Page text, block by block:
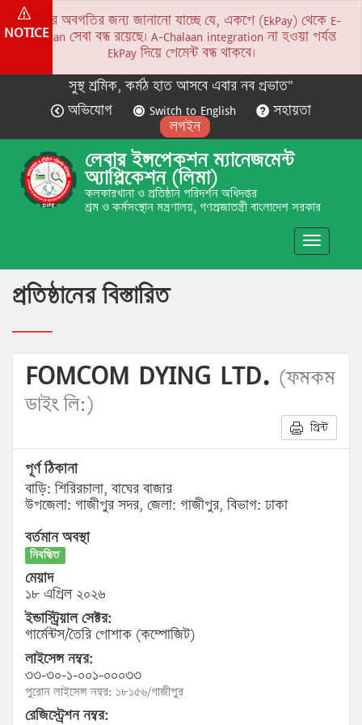
NOTICE
সকলের অবগতির জন্য জানানো যাচ্ছে যে, একপে (EkPay) থেকে E-
Chalaan সেবা বন্ধ রয়েছে। A-Chalaan integration না হওয়া পর্যন্ত
EkPay দিয়ে পেমেন্ট বন্ধ থাকবে।
সুস্থ শ্রমিক, কর্মঠ হাত আসবে এবার নব প্রভাত”
অভিযোগ
Switch to English
সহায়তা
লগইন
লেবার ইন্সপেকশন ম্যানেজমেন্ট
অ্যাপ্লিকেশন (লিমা)
কলকারখানা ও প্রতিষ্ঠান পরিদর্শন অধিদপ্তর
শ্রম ও কর্মসংস্থান মন্ত্রণালয়, গণপ্রজাতন্ত্রী বাংলাদেশ সরকার
Toggle
প্রতিষ্ঠানের বিস্তারিত
FOMCOM DYING LTD. (ফমকম
ডাইং লি:)
প্রিন্ট
পূর্ণ ঠিকানা
বাড়ি: শিরিরচালা, বাঘের বাজার
উপজেলা: গাজীপুর সদর, জেলা: গাজীপুর, বিভাগ: ঢাকা
বর্তমান অবস্থা
নিবন্ধিত
মেয়াদ
১৮ এপ্রিল ২০২৬
ইন্ডাস্ট্রিয়াল সেক্টর:
গার্মেন্টস/তৈরি পোশাক (কম্পোজিট)
লাইসেন্স নম্বর:
৩৩-৩০-১-০০১-০০০৩৩
পুরোন লাইসেন্স নম্বর: ১৮১৫৬/গাজীপুর
রেজিস্ট্রেশন নম্বর: